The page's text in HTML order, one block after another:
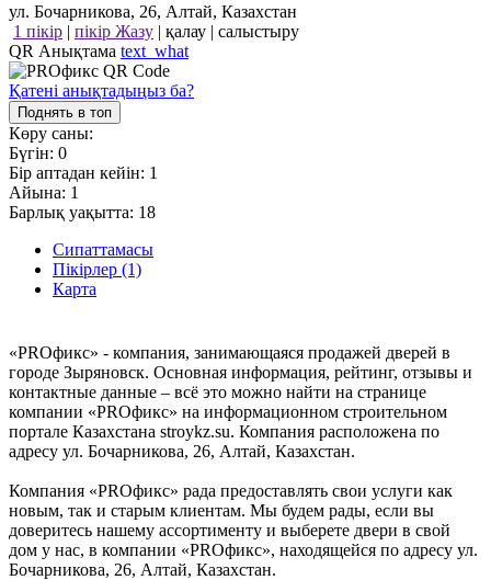
ул. Бочарникова, 26, Алтай, Казахстан
1 пікір | пікір Жазу | қалау | салыстыру
QR Анықтама text_what
Қатені анықтадыңыз ба?
Поднять в топ
Көру саны:
Бүгін: 0
Бір аптадан кейін: 1
Айына: 1
Барлық уақытта: 18
Сипаттамасы
Пікірлер (1)
Карта
«PROфикс» - компания, занимающаяся продажей дверей в
городе Зыряновск. Основная информация, рейтинг, отзывы и
контактные данные – всё это можно найти на странице
компании «PROфикс» на информационном строительном
портале Казахстана stroykz.su. Компания расположена по
адресу ул. Бочарникова, 26, Алтай, Казахстан.
Компания «PROфикс» рада предоставлять свои услуги как
новым, так и старым клиентам. Мы будем рады, если вы
доверитесь нашему ассортименту и выберете двери в свой
дом у нас, в компании «PROфикс», находящейся по адресу ул.
Бочарникова, 26, Алтай, Казахстан.